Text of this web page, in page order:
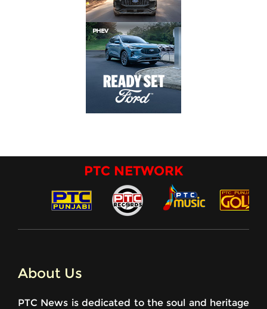
PTC NETWORK
About Us
PTC News is dedicated to the soul and heritage